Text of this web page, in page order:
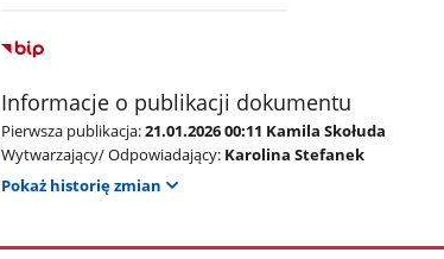
Informacje o publikacji dokumentu
Pierwsza publikacja:21.01.2026 00:11 Kamila Skołuda
Wytwarzający/ Odpowiadający: Karolina Stefanek
Pokaż historię zmian